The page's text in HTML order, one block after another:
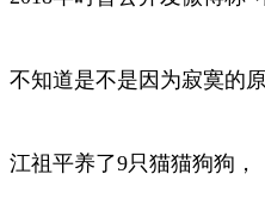
不知道是不是因为寂寞的原
江祖平养了9只猫猫狗狗，